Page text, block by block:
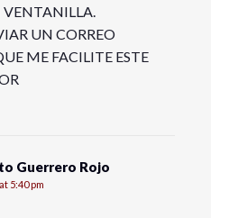
VENTANILLA.
UN CORREO
ME FACILITE ESTE
Guerrero Rojo
5:40 pm